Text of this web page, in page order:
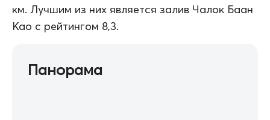
км. Лучшим из них является залив Чалок Баан
Као с рейтингом 8,3.
Панорама